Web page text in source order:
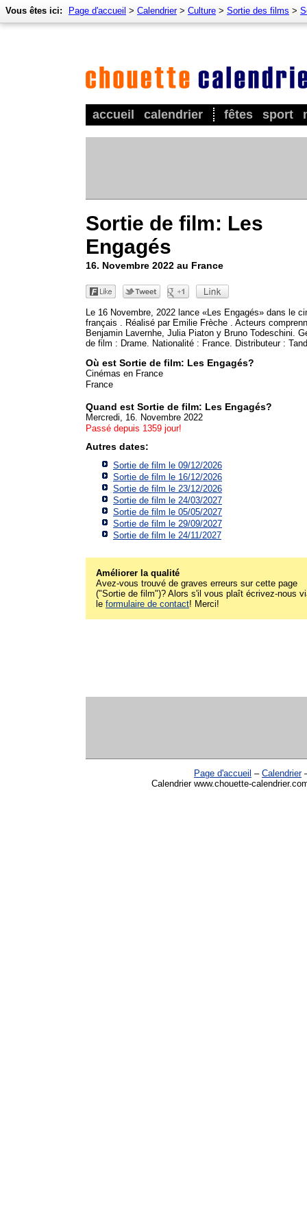
accueil calendrier fêtes sport
Vous êtes ici: Page d'accueil > Calendrier> Culture > Sortie des films >
Sortie de film: Les
Engagés
16. Novembre 2022 au France
Le 16 Novembre, 2022 lance «Les Engagés» dans le
français . Réalisé par Emilie Frèche . Acteurs
Benjamin Lavernhe, Julia Piaton y Bruno Todeschini.
de film : Drame. Nationalité : France. Distributeur :
Où est Sortie de film: Les Engagés?
Cinémas en France
France
Quand est Sortie de film: Les Engagés?
Mercredi, 16. Novembre 2022
Passé depuis 1359 jour!
Autres dates:
Sortie de film le 09/12/2026
Sortie de film le 16/12/2026
Sortie de film le 23/12/2026
Sortie de film le 24/03/2027
Sortie de film le 05/05/2027
Sortie de film le 29/09/2027
Sortie de film le 24/11/2027
Améliorer la qualité
Avez-vous trouvé de graves erreurs sur cette page
("Sortie de film")? Alors s'il vous plaît écrivez-nous
le formulaire de contact! Merci!
Page d'accueil – Calendrier
Calendrier www.chouette-